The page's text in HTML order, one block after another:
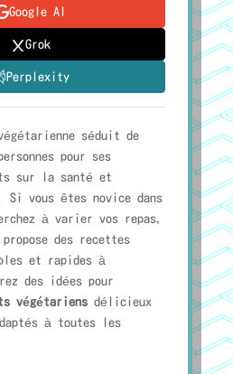
Google AI
Grok
Perplexity
séduit de
pour ses
sur la santé et
Si vous êtes novice dans
à varier vos repas,
des recettes
et rapides à
des idées pour
végétariensdélicieux
à toutes les